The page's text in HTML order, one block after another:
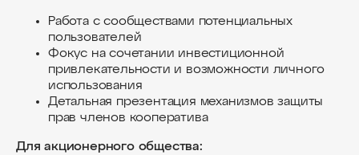
Работа с сообществами потенциальных
пользователей
Фокус на сочетании инвестиционной
привлекательности и возможности личного
использования
Детальная презентация механизмов защиты
прав членов кооператива
Для акционерного общества:
Ⓒ Все права защищены, 2025
Офис ОАЭ (Дубай):
West Beach Palm Jumeirah 13, Sector 9
Офис Вьетнам:
+84 (79) 368-6170
29 Đ. Phan Chu Trinh, Vạn Thạnh, Nha
Trang, Khánh Hòa